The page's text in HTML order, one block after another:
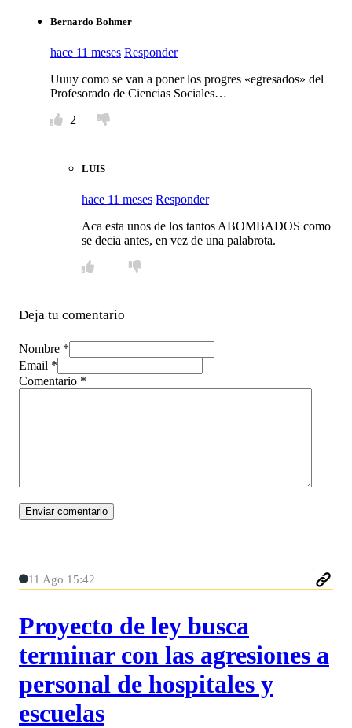
Bernardo Bohmer
hace 11 meses Responder
Uuuy como se van a poner los progres «egresados» del
Profesorado de Ciencias Sociales…
2
LUIS
hace 11 meses Responder
Aca esta unos de los tantos ABOMBADOS como
se decia antes, en vez de una palabrota.
Deja tu comentario
Nombre *
Email *
Comentario *
11 Ago 15:42
Proyecto de ley busca
terminar con las agresiones a
personal de hospitales y
escuelas